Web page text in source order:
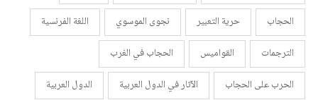
الحجاب
حرية التعبير نجوى الموسوي
اللغة الفرنسية
الترجمات
القواميس
الحجاب في الغرب
الحرب على الحجاب
الآثار في الدول العربية
الدول العربية